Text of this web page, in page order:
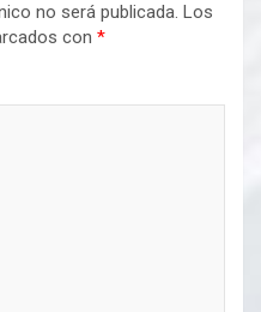
no será publicada. Los
con *